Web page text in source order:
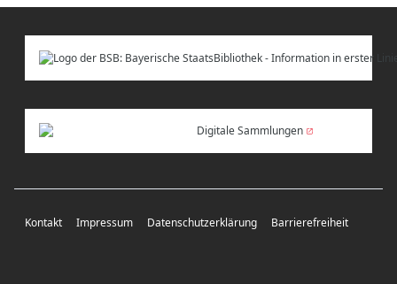
Digitale Sammlungen
Kontakt Impressum Datenschutzerklärung Barrierefreiheit